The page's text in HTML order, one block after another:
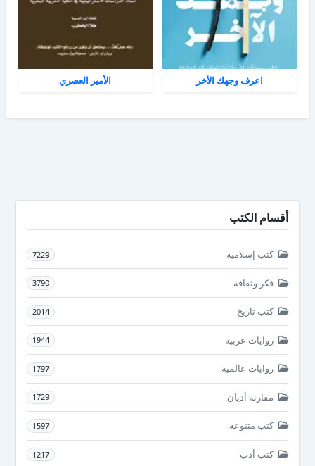
اعرف وجهك الأخر الأمير العصري
أقسام الكتب
كتب إسلامية 7229
فكر وثقافة 3790
كتب تاريخ 2014
روايات عربية 1944
روايات عالمية 1797
مقارنة أديان 1729
كتب متنوعة 1597
كتب أدب 1217